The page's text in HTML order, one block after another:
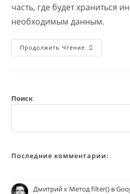
часть, где будет храниться
необходимым данным.
Продолжить Чтение Пишем
Телеграм-
Данные
Поиск
Последние комментарии:
Дмитрийк Метод filter() в